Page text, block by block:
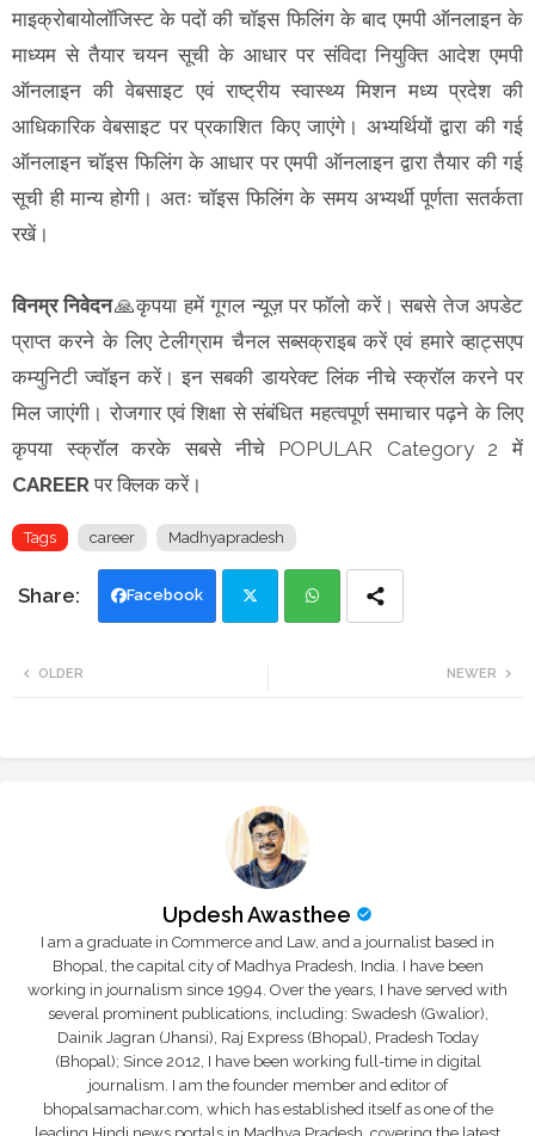
माइक्रोबायोलॉजिस्ट के पदों की चॉइस फिलिंग के बाद एमपी ऑनलाइन के
माध्यम से तैयार चयन सूची के आधार पर संविदा नियुक्ति आदेश एमपी
ऑनलाइन की वेबसाइट एवं राष्ट्रीय स्वास्थ्य मिशन मध्य प्रदेश की
आधिकारिक वेबसाइट पर प्रकाशित किए जाएंगे। अभ्यर्थियों द्वारा की गई
ऑनलाइन चॉइस फिलिंग के आधार पर एमपी ऑनलाइन द्वारा तैयार की गई
सूची ही मान्य होगी। अतः चॉइस फिलिंग के समय अभ्यर्थी पूर्णता सतर्कता
रखें।
विनम्र निवेदन🙏कृपया हमें गूगल न्यूज़ पर फॉलो करें। सबसे तेज अपडेट
प्राप्त करने के लिए टेलीग्राम चैनल सब्सक्राइब करें एवं हमारे व्हाट्सएप
कम्युनिटी ज्वॉइन करें। इन सबकी डायरेक्ट लिंक नीचे स्क्रॉल करने पर
मिल जाएंगी। रोजगार एवं शिक्षा से संबंधित महत्वपूर्ण समाचार पढ़ने के लिए
कृपया स्क्रॉल करके सबसे नीचे POPULAR Category 2 में
CAREER पर क्लिक करें।
Tags career Madhyapradesh
Facebook
NEWER
OLDER
Updesh Awasthee
I am a graduate in Commerce and Law, and a journalist based in
Bhopal, the capital city of Madhya Pradesh, India. I have been
working in journalism since 1994. Over the years, I have served with
several prominent publications, including: Swadesh (Gwalior),
Dainik Jagran (Jhansi), Raj Express (Bhopal), Pradesh Today
(Bhopal); Since 2012, I have been working full-time in digital
journalism. I am the founder member and editor of
bhopalsamachar.com, which has established itself as one of the